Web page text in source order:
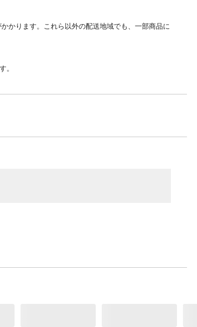
かります。これら以外の配送地域でも、一部商品に
。